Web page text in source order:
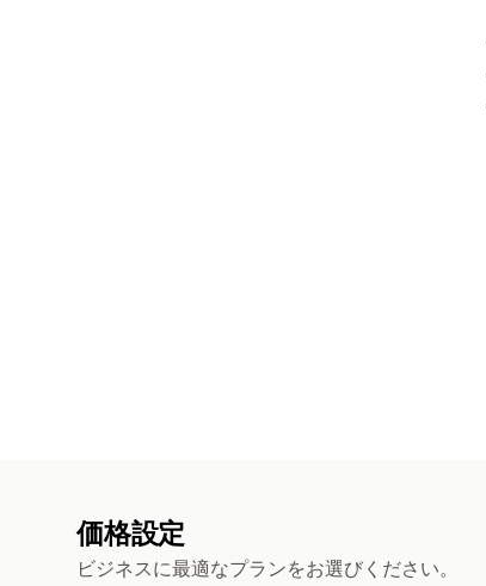
価格設定
ビジネスに最適なプランをお選びください。